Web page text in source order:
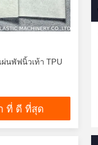
นพัฟนิ้วเท้า TPU
ที่ ดี ที่สุด